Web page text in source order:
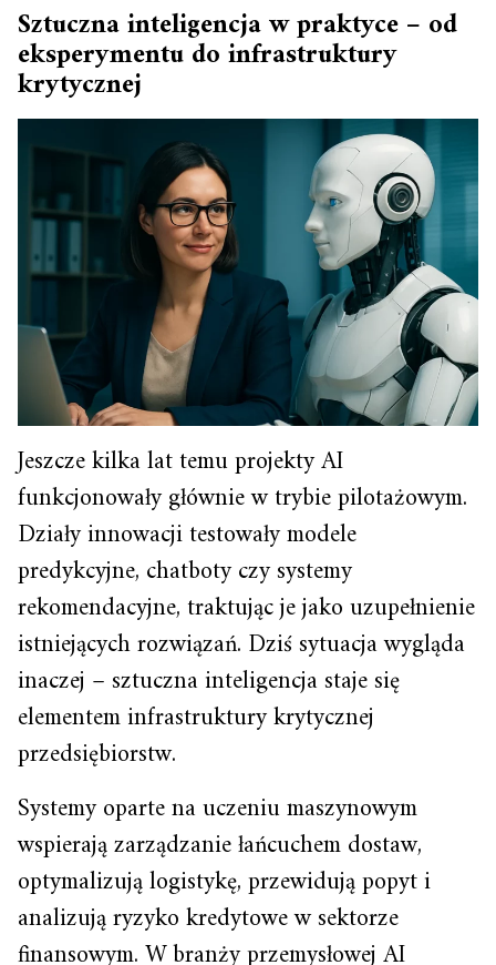
Sztuczna inteligencja w praktyce – od
eksperymentu do infrastruktury
krytycznej
Jeszcze kilka lat temu projekty AI
funkcjonowały głównie w trybie pilotażowym.
Działy innowacji testowały modele
predykcyjne, chatboty czy systemy
rekomendacyjne, traktując je jako uzupełnienie
istniejących rozwiązań. Dziś sytuacja wygląda
inaczej – sztuczna inteligencja staje się
elementem infrastruktury krytycznej
przedsiębiorstw.
Systemy oparte na uczeniu maszynowym
wspierają zarządzanie łańcuchem dostaw,
optymalizują logistykę, przewidują popyt i
analizują ryzyko kredytowe w sektorze
finansowym. W branży przemysłowej AI